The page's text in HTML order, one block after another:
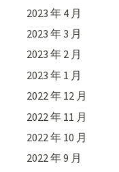
2023 年 4 月
2023 年 3 月
2023 年 2 月
2023 年 1 月
2022 年 12 月
2022 年 11 月
2022 年 10 月
2022 年 9 月